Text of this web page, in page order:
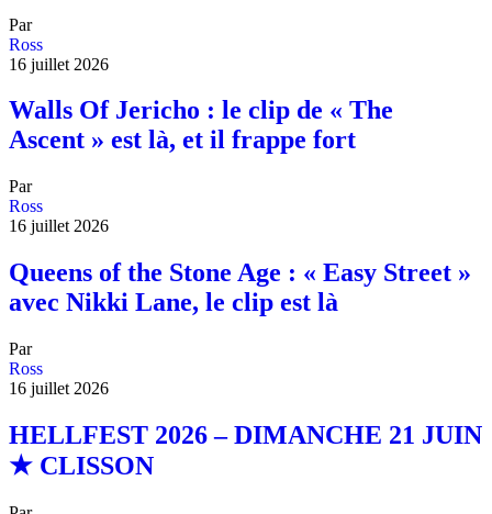
Par
Ross
16 juillet 2026
Walls Of Jericho : le clip de « The
Ascent » est là, et il frappe fort
Par
Ross
16 juillet 2026
Queens of the Stone Age : « Easy Street »
avec Nikki Lane, le clip est là
Par
Ross
16 juillet 2026
HELLFEST 2026 – DIMANCHE 21 JUIN
★ CLISSON